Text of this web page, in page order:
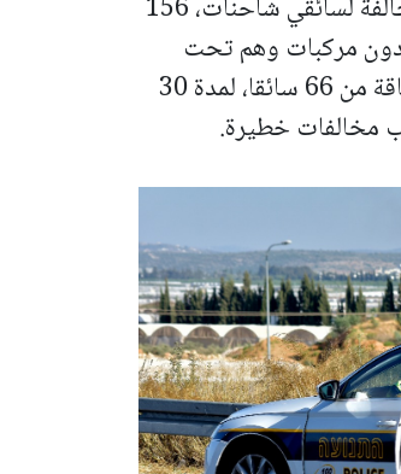
بسبب قيادة سيارات بسرعة أكثر من المسموح بها، 389 مخالفة لسائقي شاحنات، 156
فيما تم ضبط 7 سائقين يقودون مركبات وهم تحت
تأثير الكحول أو المخدرات، وقد سحبت الشرطة رخص سياقة من 66 سائقا، لمدة 30